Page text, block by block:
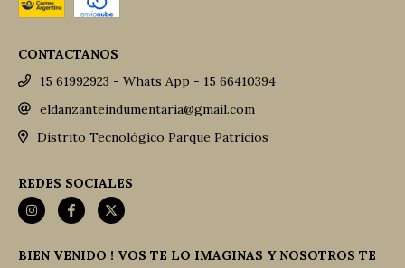
CONTACTANOS
15 61992923 - Whats App - 15 66410394
eldanzanteindumentaria@gmail.com
Distrito Tecnológico Parque Patricios
REDES SOCIALES
BIEN VENIDO ! VOS TE LO IMAGINAS Y NOSOTROS TE